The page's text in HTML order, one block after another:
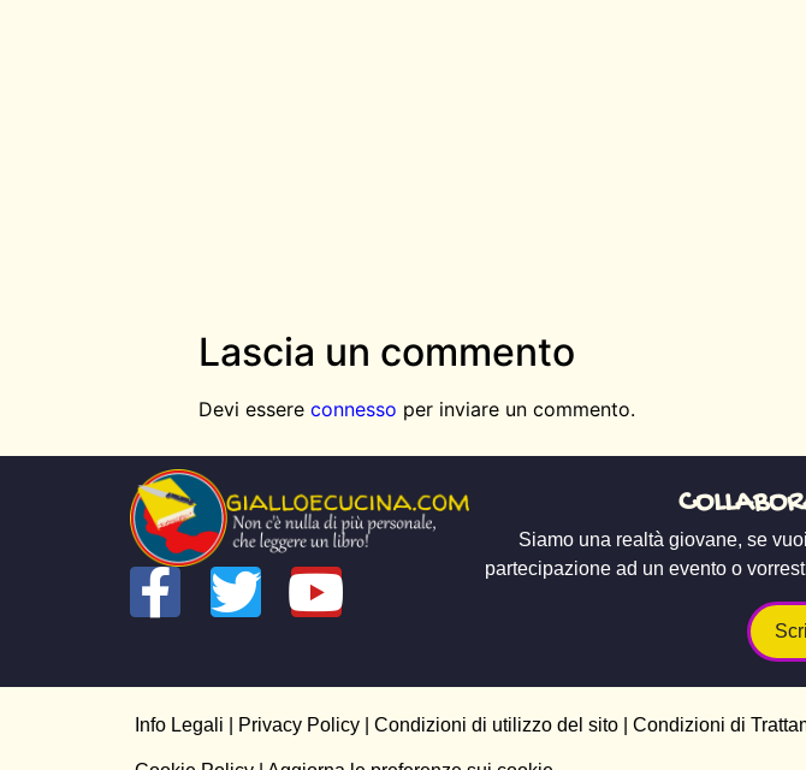
Lascia un commento
Devi essere connesso per inviare un commento.
Siamo una realtà giovane, se
partecipazione ad un evento o
Info Legali Privacy Policy Condizioni di utilizzo del sito Condizioni di